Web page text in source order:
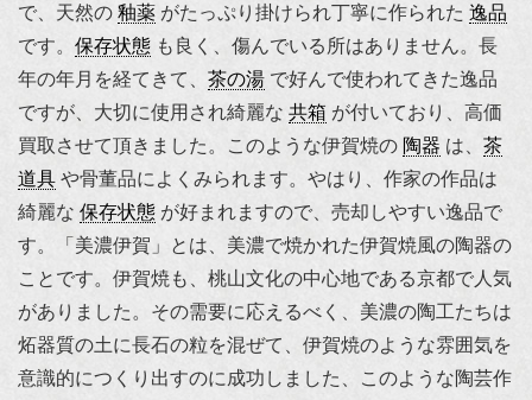
で、天然の 釉薬 がたっぷり掛けられ丁寧に作られた 逸品
です。 保存状態 も良く、傷んでいる所はありません。長
年の年月を経てきて、 茶の湯 で好んで使われてきた逸品
ですが、大切に使用され綺麗な 共箱 が付いており、高価
買取させて頂きました。このような伊賀焼の 陶器 は、 茶
道具 や骨董品によくみられます。やはり、作家の作品は
綺麗な 保存状態 が好まれますので、売却しやすい逸品で
す。「美濃伊賀」とは、美濃で焼かれた伊賀焼風の陶器の
ことです。伊賀焼も、桃山文化の中心地である京都で人気
がありました。その需要に応えるべく、美濃の陶工たちは
炻器質の土に長石の粒を混ぜて、伊賀焼のような雰囲気を
意識的につくり出すのに成功しました、このような陶芸作